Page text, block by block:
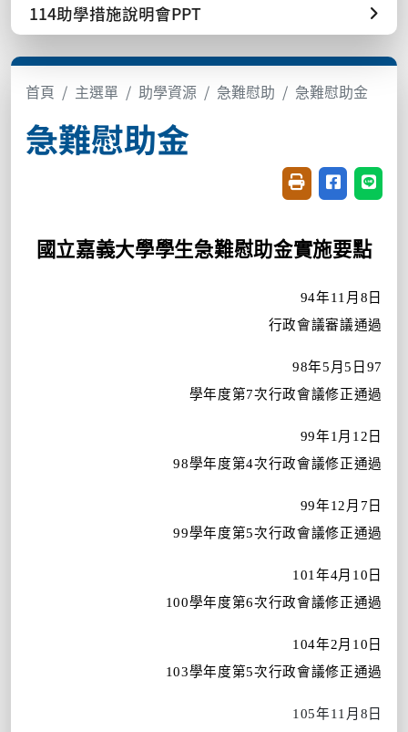
114助學措施說明會PPT
首頁 主選單 助學資源 急難慰助 急難慰助金
急難慰助金
友善列印(開新視
分享至臉書
分享
國立嘉義大學學生急難慰助金實施要點
94年11 月 8 日
行政會議審議通過
98年5 月5 日 97
學年度第7次行政會議修正通過
99年1 月 12 日
98學年度第4次行政會議修正通過
99年12 月 7 日
99學年度第5次行政會議修正通過
101 年4月 10 日
100學年度第6次行政會議修正通過
104年2月 10 日
103學年度第5次行政會議修正通過
105年11 月 8 日